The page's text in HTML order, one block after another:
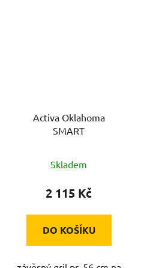
Activa Oklahoma
SMART
Skladem
2 115 Kč
DO KOŠÍKU